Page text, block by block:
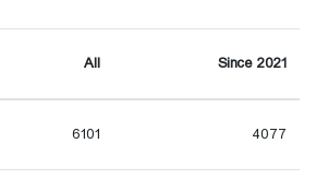
All Since 2021
6101 4077